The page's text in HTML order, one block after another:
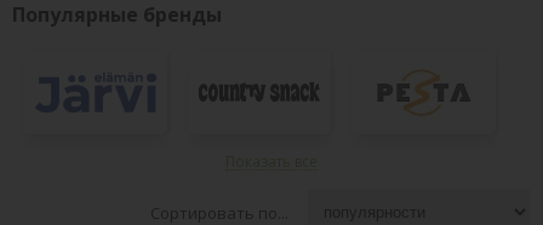
Популярные бренды
Сортировать по...